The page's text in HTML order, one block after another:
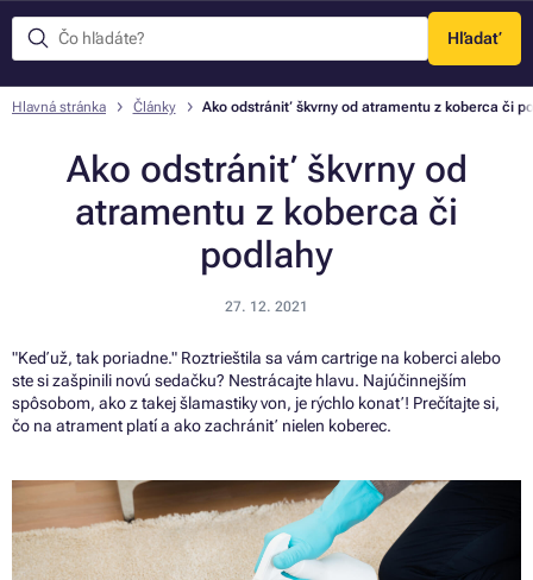
Hľadať
Menu
Hlavná stránka Články Ako odstrániť škvrny od atramentu z koberca či
Ako odstrániť škvrny od
atramentu z koberca či
podlahy
27. 12. 2021
"Keď už, tak poriadne." Roztrieštila sa vám cartrige na koberci alebo
ste si zašpinili novú sedačku? Nestrácajte hlavu. Najúčinnejším
spôsobom, ako z takej šlamastiky von, je rýchlo konať! Prečítajte si,
čo na atrament platí a ako zachrániť nielen koberec.